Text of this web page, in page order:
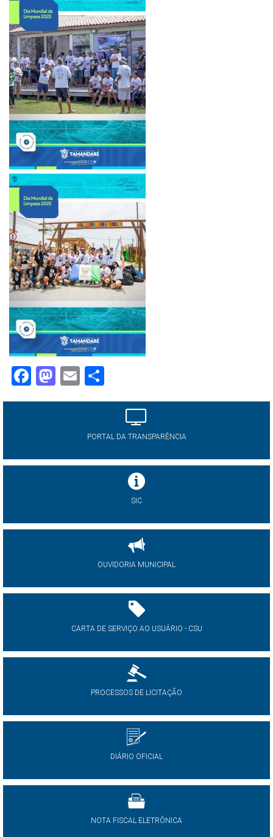
Facebook
Mastodon
Email
PORTAL DA TRANSPARÊNCIA
SIC
OUVIDORIA MUNICIPAL
CARTA DE SERVIÇO AO USUÁRIO - CSU
PROCESSOS DE LICITAÇÃO
DIÁRIO OFICIAL
NOTA FISCAL ELETRÔNICA